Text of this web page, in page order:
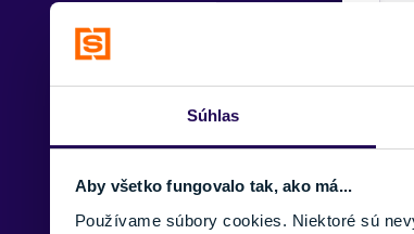
Súhlas
Aby všetko fungovalo tak, ako má...
Používame súbory cookies. Niektoré sú